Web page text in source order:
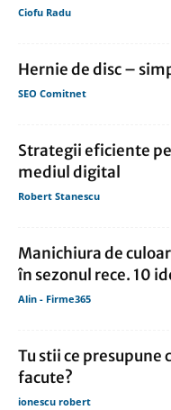
Ciofu Radu
Hernie de disc –
SEO Comitnet
Strategii eficiente
mediul digital
Robert Stanescu
Manichiura de
în sezonul rece. 10
Alin - Firme365
Tu stii ce presupune
facute?
ionescu robert